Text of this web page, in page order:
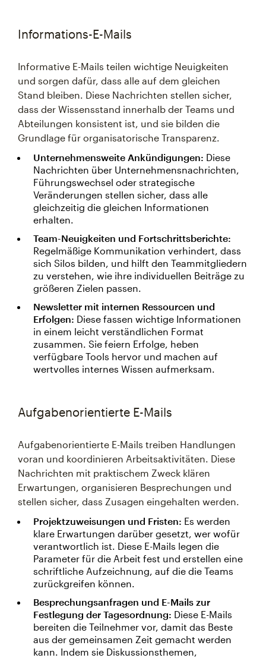
Informations-E-Mails
Informative E-Mails teilen wichtige Neuigkeiten
und sorgen dafür, dass alle auf dem gleichen
Stand bleiben. Diese Nachrichten stellen sicher,
dass der Wissensstand innerhalb der Teams und
Abteilungen konsistent ist, und sie bilden die
Grundlage für organisatorische Transparenz.
Unternehmensweite Ankündigungen: Diese
Nachrichten über Unternehmensnachrichten,
Führungswechsel oder strategische
Veränderungen stellen sicher, dass alle
gleichzeitig die gleichen Informationen
erhalten.
Team-Neuigkeiten und Fortschrittsberichte:
Regelmäßige Kommunikation verhindert, dass
sich Silos bilden, und hilft den Teammitgliedern
zu verstehen, wie ihre individuellen Beiträge zu
größeren Zielen passen.
Newsletter mit internen Ressourcen und
Erfolgen: Diese fassen wichtige Informationen
in einem leicht verständlichen Format
zusammen. Sie feiern Erfolge, heben
verfügbare Tools hervor und machen auf
wertvolles internes Wissen aufmerksam.
Aufgabenorientierte E-Mails
Aufgabenorientierte E-Mails treiben Handlungen
voran und koordinieren Arbeitsaktivitäten. Diese
Nachrichten mit praktischem Zweck klären
Erwartungen, organisieren Besprechungen und
stellen sicher, dass Zusagen eingehalten werden.
Projektzuweisungen und Fristen: Es werden
klare Erwartungen darüber gesetzt, wer wofür
verantwortlich ist. Diese E-Mails legen die
Parameter für die Arbeit fest und erstellen eine
schriftliche Aufzeichnung, auf die die Teams
zurückgreifen können.
Besprechungsanfragen und E-Mails zur
Festlegung der Tagesordnung: Diese E-Mails
bereiten die Teilnehmer vor, damit das Beste
aus der gemeinsamen Zeit gemacht werden
kann. Indem sie Diskussionsthemen,